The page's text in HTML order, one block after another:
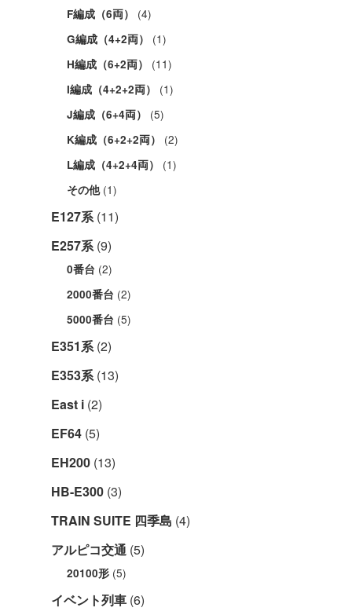
F編成（6両） (4)
G編成（4+2両） (1)
H編成（6+2両） (11)
I編成（4+2+2両） (1)
J編成（6+4両） (5)
K編成（6+2+2両） (2)
L編成（4+2+4両） (1)
その他(1)
E127系 (11)
E257系 (9)
0番台 (2)
2000番台 (2)
5000番台 (5)
E351系 (2)
E353系 (13)
East i (2)
EF64 (5)
EH200 (13)
HB-E300 (3)
TRAIN SUITE 四季島 (4)
アルピコ交通 (5)
20100形 (5)
イベント列車 (6)